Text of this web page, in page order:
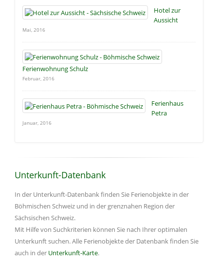
Hotel zur
Aussicht
Mai, 2016
Ferienwohnung Schulz
Februar, 2016
Ferienhaus
Petra
Januar, 2016
Unterkunft-Datenbank
In der Unterkunft-Datenbank finden Sie Ferienobjekte in der
Böhmischen Schweiz und in der grenznahen Region der
Sächsischen Schweiz.
Mit Hilfe von Suchkriterien können Sie nach Ihrer optimalen
Unterkunft suchen. Alle Ferienobjekte der Datenbank finden Sie
auch in der Unterkunft-Karte.